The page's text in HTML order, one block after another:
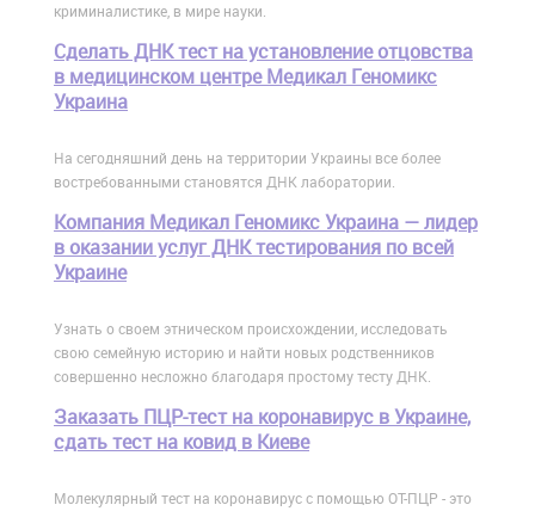
криминалистике, в мире науки.
Сделать ДНК тест на установление отцовства
в медицинском центре Медикал Геномикс
Украина
На сегодняшний день на территории Украины все более
востребованными становятся ДНК лаборатории.
Компания Медикал Геномикс Украина — лидер
в оказании услуг ДНК тестирования по всей
Украине
Узнать о своем этническом происхождении, исследовать
свою семейную историю и найти новых родственников
совершенно несложно благодаря простому тесту ДНК.
Заказать ПЦР-тест на коронавирус в Украине,
сдать тест на ковид в Киеве
Молекулярный тест на коронавирус с помощью ОТ-ПЦР - это